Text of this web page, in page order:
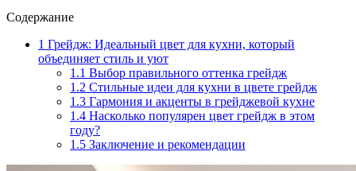
Содержание
1 Грейдж: Идеальный цвет для кухни, который
объединяет стиль и уют
1.1 Выбор правильного оттенка грейдж
1.2 Стильные идеи для кухни в цвете грейдж
1.3 Гармония и акценты в грейджевой кухне
1.4 Насколько популярен цвет грейдж в этом
году?
1.5 Заключение и рекомендации